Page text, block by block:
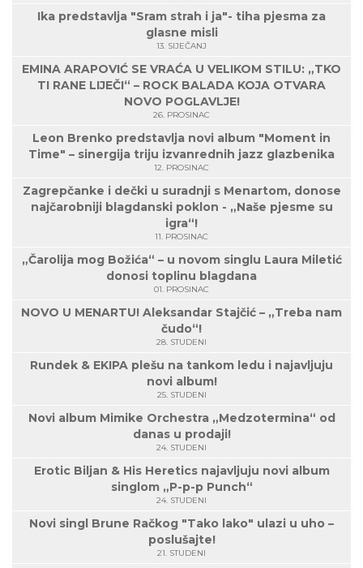
Ika predstavlja "Sram strah i ja"- tiha pjesma za
glasne misli
13. SIJEČANJ
EMINA ARAPOVIĆ SE VRAĆA U VELIKOM STILU: „TKO
TI RANE LIJEČI“ – ROCK BALADA KOJA OTVARA
NOVO POGLAVLJE!
26. PROSINAC
Leon Brenko predstavlja novi album "Moment in
Time" – sinergija triju izvanrednih jazz glazbenika
12. PROSINAC
Zagrepčanke i dečki u suradnji s Menartom, donose
najčarobniji blagdanski poklon - „Naše pjesme su
igra“!
11. PROSINAC
„Čarolija mog Božića“ – u novom singlu Laura Miletić
donosi toplinu blagdana
01. PROSINAC
NOVO U MENARTU! Aleksandar Stajčić – „Treba nam
čudo“!
28. STUDENI
Rundek & EKIPA plešu na tankom ledu i najavljuju
novi album!
25. STUDENI
Novi album Mimike Orchestra „Medzotermina“ od
danas u prodaji!
24. STUDENI
Erotic Biljan & His Heretics najavljuju novi album
singlom „P-p-p Punch“
24. STUDENI
Novi singl Brune Račkog "Tako lako" ulazi u uho –
poslušajte!
21. STUDENI